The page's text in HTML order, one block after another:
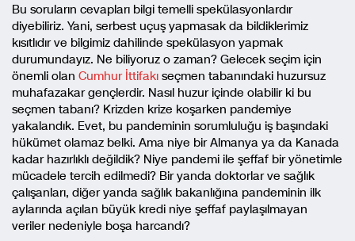
Bu soruların cevapları bilgi temelli spekülasyonlardır
diyebiliriz. Yani, serbest uçuş yapmasak da bildiklerimiz
kısıtlıdır ve bilgimiz dahilinde spekülasyon yapmak
durumundayız. Ne biliyoruz o zaman? Gelecek seçim için
önemli olan Cumhur İttifakı seçmen tabanındaki huzursuz
muhafazakar gençlerdir. Nasıl huzur içinde olabilir ki bu
seçmen tabanı? Krizden krize koşarken pandemiye
yakalandık. Evet, bu pandeminin sorumluluğu iş başındaki
hükümet olamaz belki. Ama niye bir Almanya ya da Kanada
kadar hazırlıklı değildik? Niye pandemi ile şeffaf bir yönetimle
mücadele tercih edilmedi? Bir yanda doktorlar ve sağlık
çalışanları, diğer yanda sağlık bakanlığına pandeminin ilk
aylarında açılan büyük kredi niye şeffaf paylaşılmayan
veriler nedeniyle boşa harcandı?